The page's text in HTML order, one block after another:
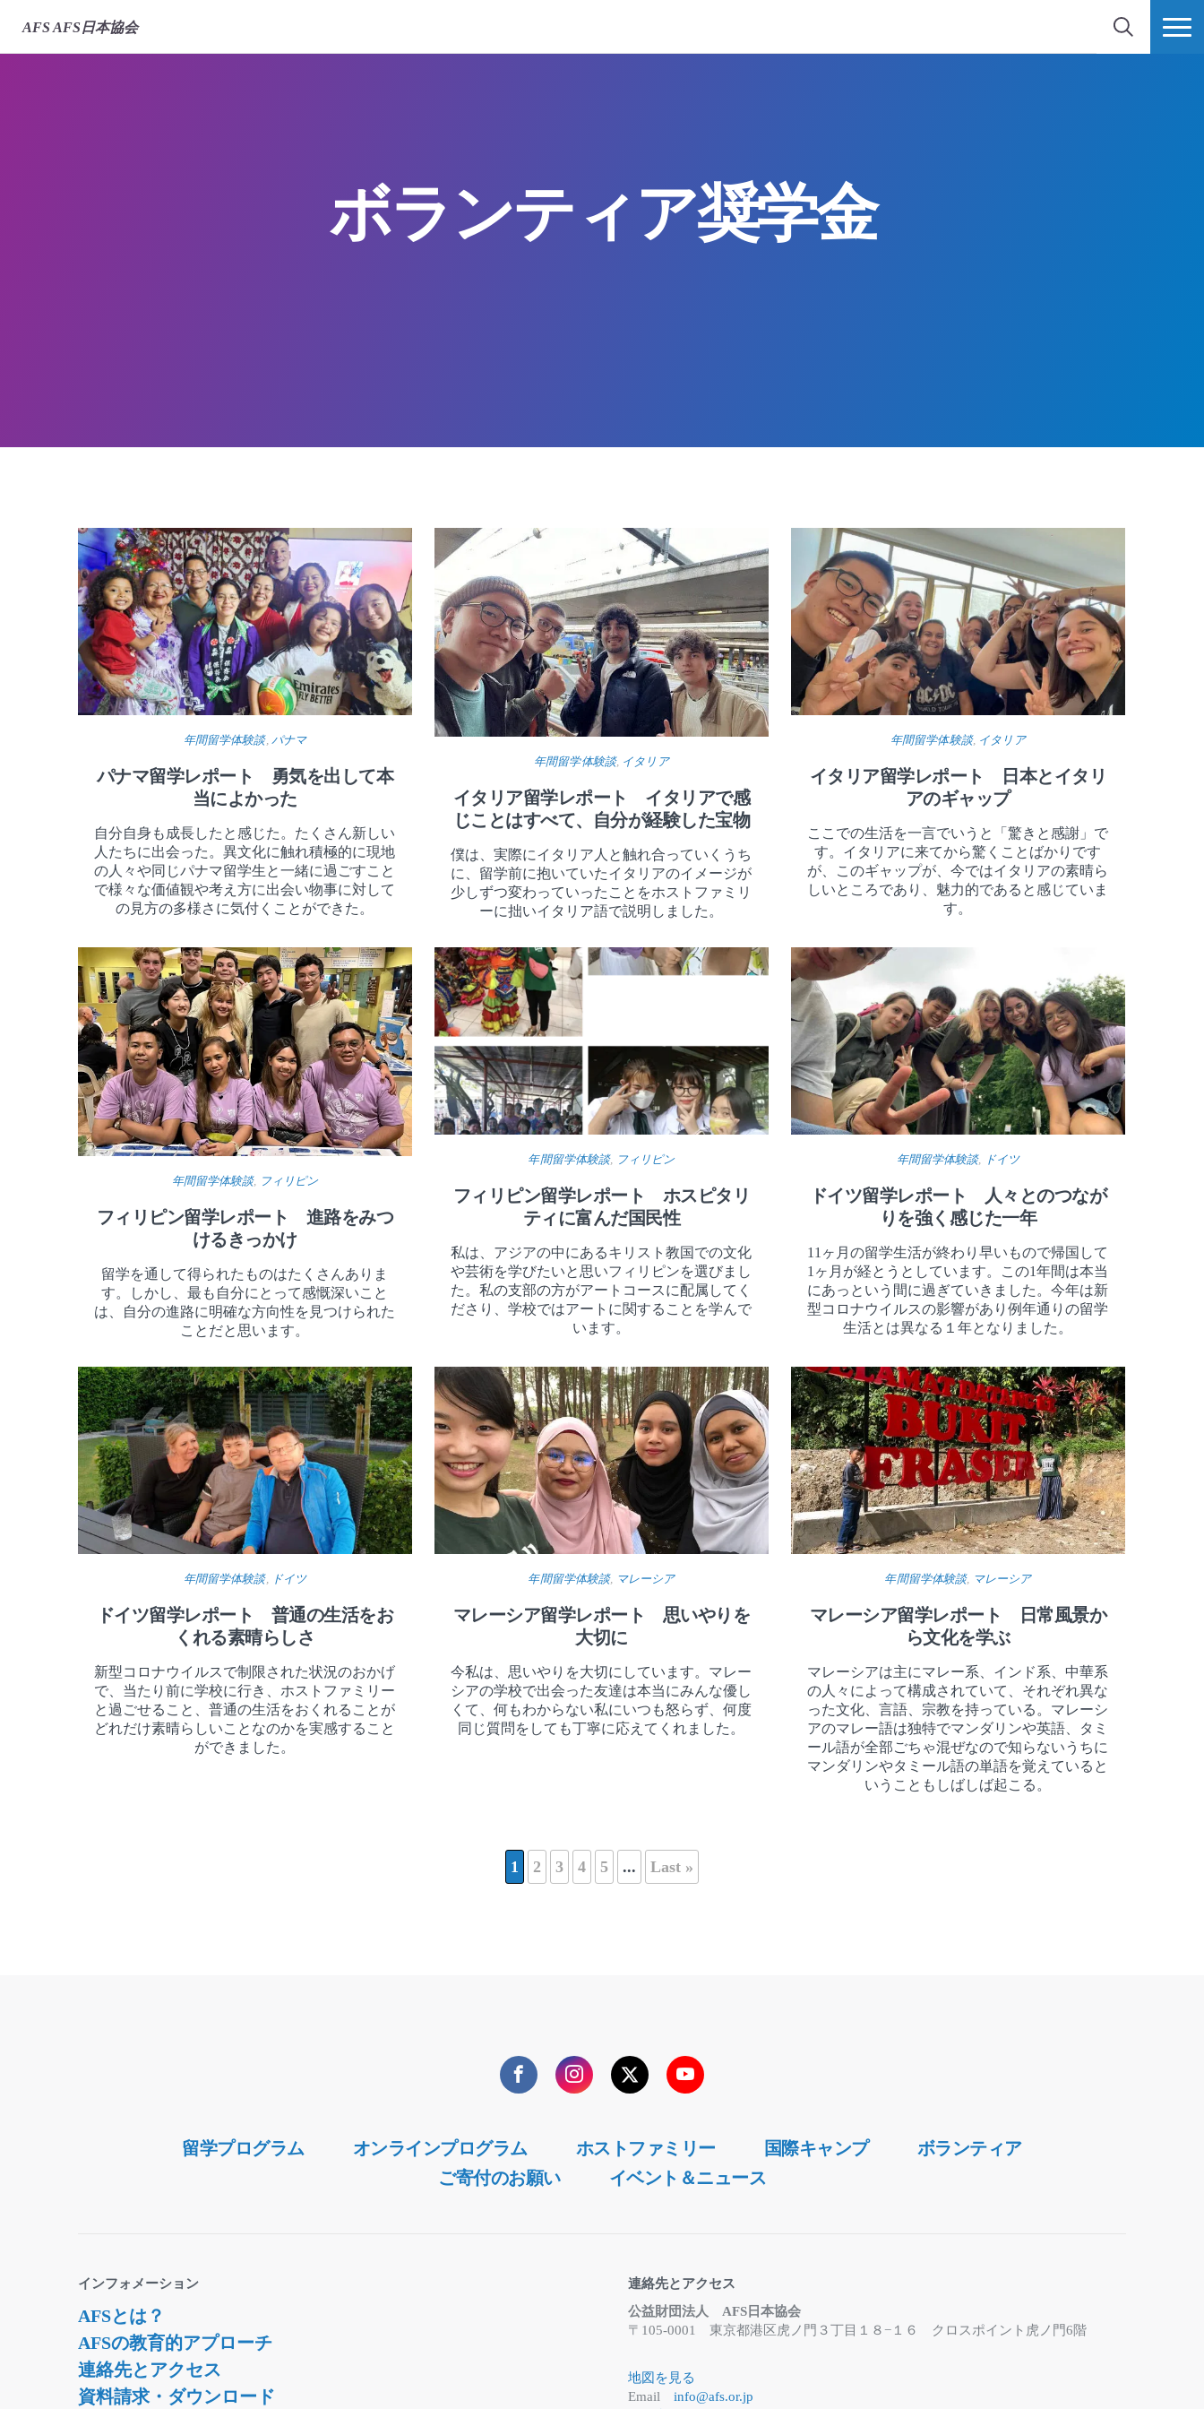
AFS AFS日本協会
検索
ボランティア奨学金
年間留学体験談, パナマ
パナマ留学レポート 勇気を出して本
当によかった
自分自身も成長したと感じた。たくさん新しい
人たちに出会った。異文化に触れ積極的に現地
の人々や同じパナマ留学生と一緒に過ごすこと
で様々な価値観や考え方に出会い物事に対して
の見方の多様さに気付くことができた。
年間留学体験談, イタリア
イタリア留学レポート イタリアで感
じことはすべて、自分が経験した宝物
僕は、実際にイタリア人と触れ合っていくうち
に、留学前に抱いていたイタリアのイメージが
少しずつ変わっていったことをホストファミリ
ーに拙いイタリア語で説明しました。
年間留学体験談, イタリア
イタリア留学レポート 日本とイタリ
アのギャップ
ここでの生活を一言でいうと「驚きと感謝」で
す。イタリアに来てから驚くことばかりです
が、このギャップが、今ではイタリアの素晴ら
しいところであり、魅力的であると感じていま
す。
年間留学体験談, フィリピン
フィリピン留学レポート 進路をみつ
けるきっかけ
留学を通して得られたものはたくさんありま
す。しかし、最も自分にとって感慨深いこと
は、自分の進路に明確な方向性を見つけられた
ことだと思います。
年間留学体験談, フィリピン
フィリピン留学レポート ホスピタリ
ティに富んだ国民性
私は、アジアの中にあるキリスト教国での文化
や芸術を学びたいと思いフィリピンを選びまし
た。私の支部の方がアートコースに配属してく
ださり、学校ではアートに関することを学んで
います。
年間留学体験談, ドイツ
ドイツ留学レポート 人々とのつなが
りを強く感じた一年
11ヶ月の留学生活が終わり早いもので帰国して
1ヶ月が経とうとしています。この1年間は本当
にあっという間に過ぎていきました。今年は新
型コロナウイルスの影響があり例年通りの留学
生活とは異なる１年となりました。
年間留学体験談, ドイツ
ドイツ留学レポート 普通の生活をお
くれる素晴らしさ
新型コロナウイルスで制限された状況のおかげ
で、当たり前に学校に行き、ホストファミリー
と過ごせること、普通の生活をおくれることが
どれだけ素晴らしいことなのかを実感すること
ができました。
年間留学体験談, マレーシア
マレーシア留学レポート 思いやりを
大切に
今私は、思いやりを大切にしています。マレー
シアの学校で出会った友達は本当にみんな優し
くて、何もわからない私にいつも怒らず、何度
同じ質問をしても丁寧に応えてくれました。
年間留学体験談, マレーシア
マレーシア留学レポート 日常風景か
ら文化を学ぶ
マレーシアは主にマレー系、インド系、中華系
の人々によって構成されていて、それぞれ異な
った文化、言語、宗教を持っている。マレーシ
アのマレー語は独特でマンダリンや英語、タミ
ール語が全部ごちゃ混ぜなので知らないうちに
マンダリンやタミール語の単語を覚えていると
いうこともしばしば起こる。
1 2 3 4 5 ... Last »
FacebookInstagramTwitterYouTube
留学プログラム オンラインプログラム ホストファミリー 国際キャンプ
ボランティア
ご寄付のお願い
イベント＆ニュース
連絡先とアクセス
公益財団法人 AFS日本協会
〒105-0001 東京都港区虎ノ門３丁目１８−１６ クロスポイント虎ノ門6階
地図を見る
Emailinfo@afs.or.jp
インフォメーション
AFSとは？
AFSの教育的アプローチ
連絡先とアクセス
資料請求・ダウンロード